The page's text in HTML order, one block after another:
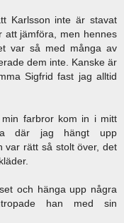
Karlsson inte är stavat
att jämföra, men hennes
var så med många av
dem inte. Kanske är
Sigfrid fast jag alltid
farbror kom in i mitt
där jag hängt upp
var rätt så stolt över, det
och hänga upp några
han med sin